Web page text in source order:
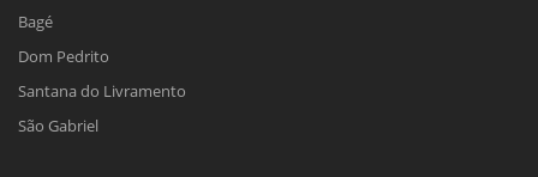
Bagé
Dom Pedrito
Santana do Livramento
São Gabriel